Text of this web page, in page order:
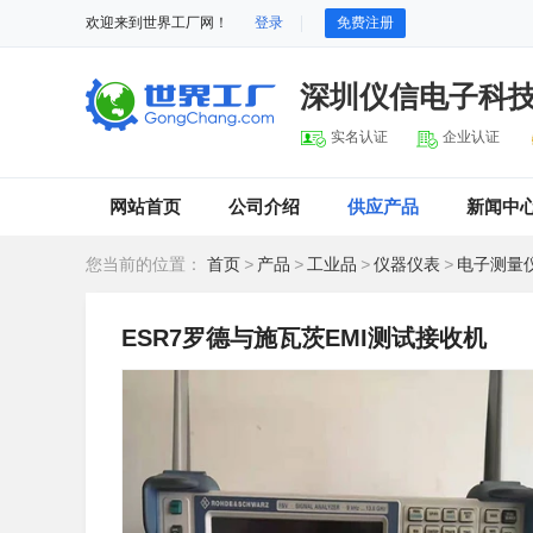
欢迎来到世界工厂网！ 登录 免费注册
深圳仪信电子科
实名认证 企业认证
网站首页 公司介绍 供应产品 新闻中
您当前的位置： 首页 > 产品 > 工业品 >仪器仪表 > 电子测量
ESR7罗德与施瓦茨EMI测试接收机